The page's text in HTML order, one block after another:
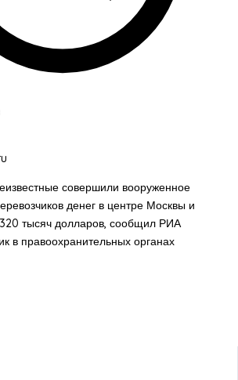
совершили вооруженное
денег в центре Москвы и
тысяч долларов, сообщил РИА
в правоохранительных органах